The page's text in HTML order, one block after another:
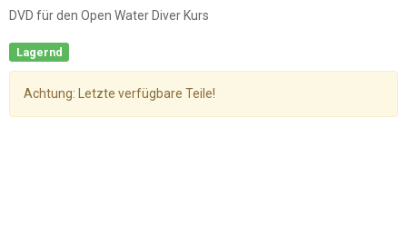
DVD für den Open Water Diver Kurs
Lagernd
Achtung: Letzte verfügbare Teile!